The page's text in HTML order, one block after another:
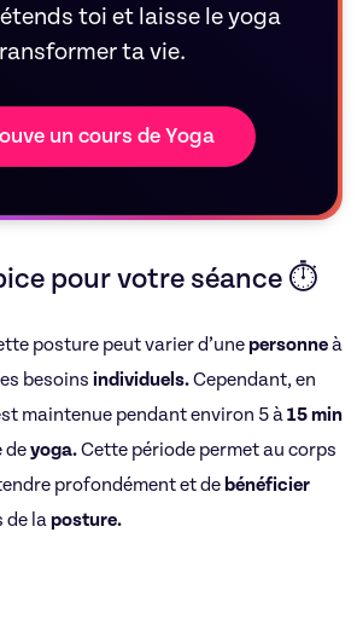
toi et laisse le yoga
ta vie.
un cours de Yoga
pour votre séance ⏱
posture peut varier d’unepersonneà
besoins individuels.Cependant, en
maintenue pendant environ 5 à15min
deyoga.Cette période permet au corps
profondément et debénéficier
de laposture.